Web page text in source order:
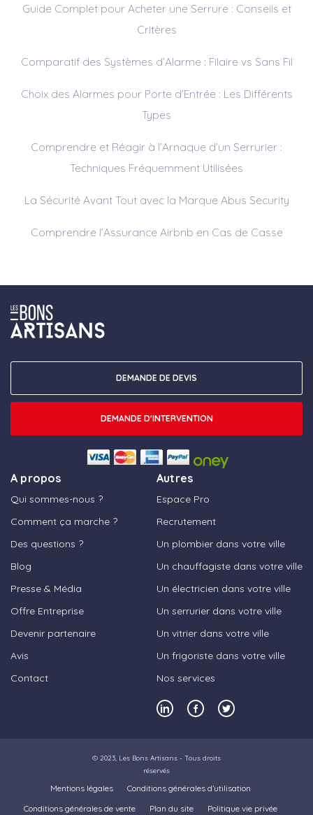
Guide Complet pour Acheter une Serrure : Conseils et
Critères
Comparatif des Systèmes d’Alarme : Filaire vs Sans Fil
Choix des Alarmes pour Porte d’Entrée : Les Différents
Types
Comprendre et Réagir à l’Arnaque d’un Serrurier :
Techniques Fréquemment Utilisées
La Sécurité Avant Tout avec la Marque Abus Security
Comprendre l’Assurance Airbnb en Cas de Casse
A propos
Qui sommes-nous ?
Comment ça marche ?
Des questions ?
Blog
Presse & Média
Offre Entreprise
Devenir partenaire
Avis
Contact
Autres
Espace Pro
Recrutement
Un plombier dans votre ville
Un chauffagiste dans votre ville
Un électricien dans votre ville
Un serrurier dans votre ville
Un vitrier dans votre ville
Un frigoriste dans votre ville
Nos services
DEMANDE DE DEVIS
DEMANDE D'INTERVENTION
© 2023, Les Bons Artisans - Tous droits
réservés
Mentions légales
Conditions générales d’utilisation
Conditions générales de vente
Plan du site Politique vie privée